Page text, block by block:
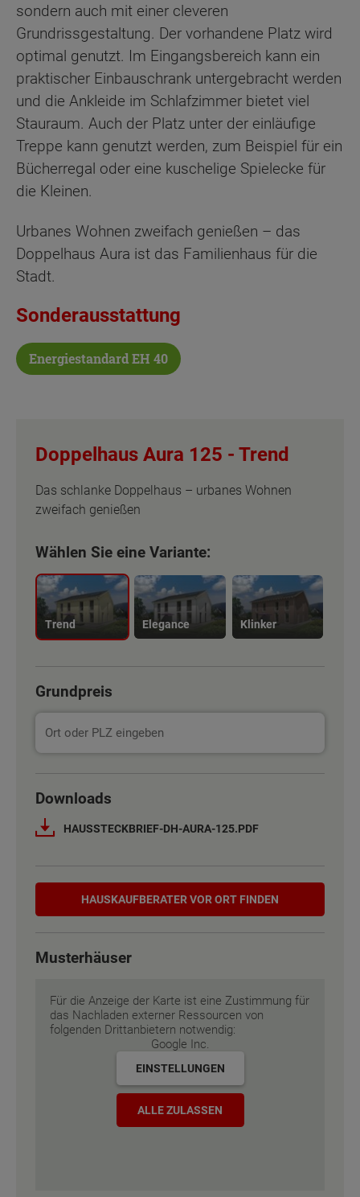
sondern auch mit einer cleveren
Grundrissgestaltung. Der vorhandene Platz wird
optimal genutzt. Im Eingangsbereich kann ein
praktischer Einbauschrank untergebracht werden
und die Ankleide im Schlafzimmer bietet viel
Stauraum. Auch der Platz unter der einläufige
Treppe kann genutzt werden, zum Beispiel für ein
Bücherregal oder eine kuschelige Spielecke für
die Kleinen.
Urbanes Wohnen zweifach genießen – das
Doppelhaus Aura ist das Familienhaus für die
Stadt.
Sonderausstattung
Energiestandard EH 40
Außenmaße 12 m x 6.43 m
Inklusivausstattung
Außenmaße 12 m x 6.43 m
Inklusivausstattung
Doppelhaus Aura 125 - Trend
Das schlanke Doppelhaus – urbanes Wohnen
zweifach genießen
Wählen Sie eine Variante:
Trend Elegance Klinker
Grundpreis
Downloads
HAUSSTECKBRIEF-DH-AURA-125.PDF
Hauskaufberater
HAUSKAUF­BERATER VOR ORT FINDEN
Musterhäuser
Für die Anzeige der Karte ist eine Zustimmung für
das Nachladen externer Ressourcen von
folgenden Drittanbietern notwendig:
Google Inc.
EINSTELLUNGEN
ALLE ZULASSEN